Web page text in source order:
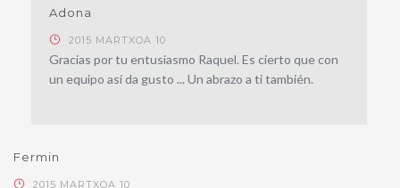
Adona
2015 MARTXOA 10
Gracias por tu entusiasmo Raquel. Es cierto que con
un equipo así da gusto ... Un abrazo a ti también.
Fermin
2015 MARTXOA 10